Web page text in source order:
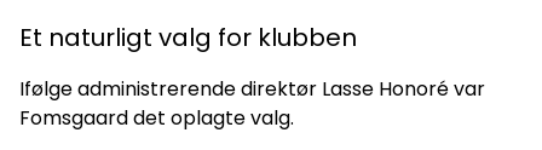
Et naturligt valg for klubben
Ifølge administrerende direktør Lasse Honoré var
Fomsgaard det oplagte valg.